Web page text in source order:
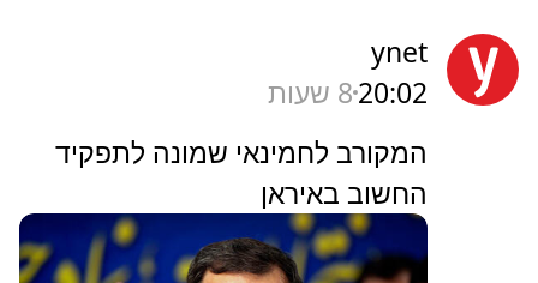
ynet
20:028 שעות
המקורב לחמינאי שמונה לתפקיד
החשוב באיראן